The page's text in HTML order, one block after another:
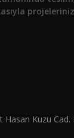
Hasan Kuzu